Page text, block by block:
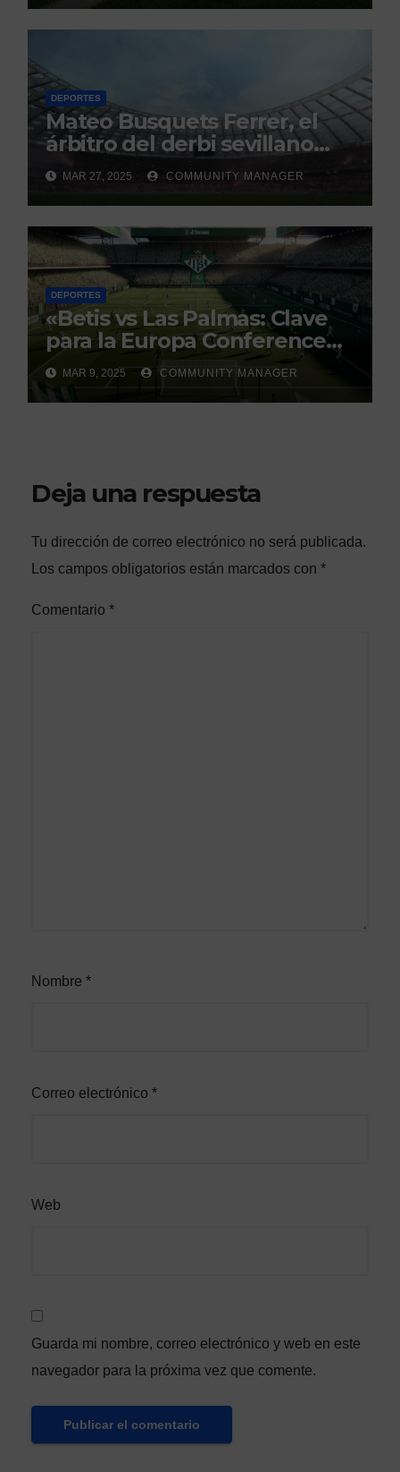
DEPORTES
Mateo Busquets Ferrer, el
árbitro del derbi sevillano
con un historial que genera
debate
MAR 27, 2025 COMMUNITY MANAGER
DEPORTES
«Betis vs Las Palmas: Clave
para la Europa Conference
League»
MAR 9, 2025 COMMUNITY MANAGER
Deja una respuesta
Tu dirección de correo electrónico no será publicada.
Los campos obligatorios están marcados con *
Comentario *
Nombre *
Correo electrónico *
Web
Guarda mi nombre, correo electrónico y web en este
navegador para la próxima vez que comente.